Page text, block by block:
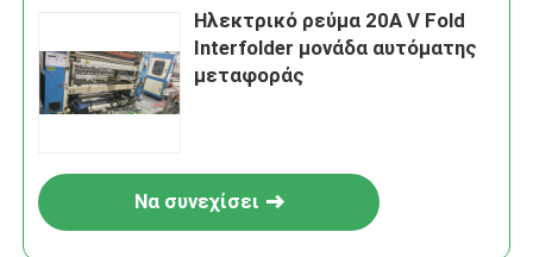
Ηλεκτρικό ρεύμα 20A V Fold
Interfolder μονάδα αυτόματης
μεταφοράς
Να συνεχίσει